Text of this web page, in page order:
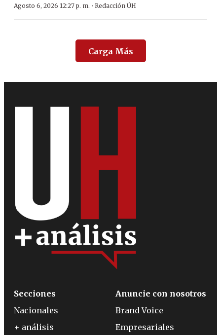
Agosto 6, 2026 12:27 p. m. · Redacción ÚH
Carga Más
Secciones
Nacionales
+ análisis
Anuncie con nosotros
Brand Voice
Empresariales